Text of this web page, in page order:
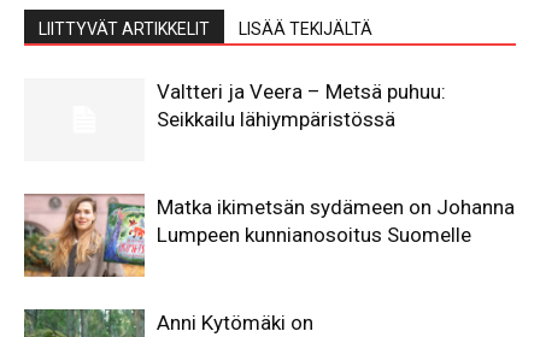
LIITTYVÄT ARTIKKELIT LISÄÄ TEKIJÄLTÄ
Valtteri ja Veera – Metsä puhuu:
Seikkailu lähiympäristössä
Matka ikimetsän sydämeen on Johanna
Lumpeen kunnianosoitus Suomelle
Anni Kytömäki on